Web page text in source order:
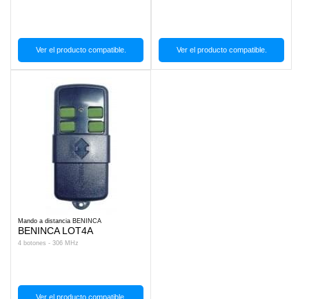
Ver el producto compatible. Ver el producto compatible.
Mando a distancia BENINCA
BENINCA LOT4A
4 botones - 306 MHz
Ver el producto compatible.